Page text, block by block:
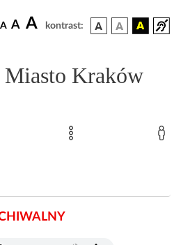
A A A kontrast:
Miasto Kraków